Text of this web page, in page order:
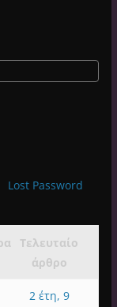
Lost Password
Τελευταίο
άρθρο
2 έτη, 9